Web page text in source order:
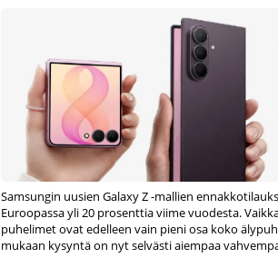
Samsungin uusien Galaxy Z -mallien
Euroopassa yli 20 prosenttia viime vuodesta.
puhelimet ovat edelleen vain pieni osa koko
mukaan kysyntä on nyt selvästi aiempaa